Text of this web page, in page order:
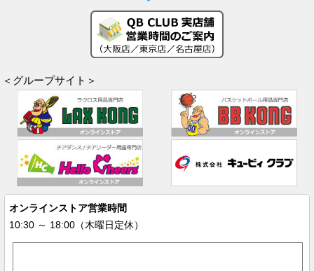
＜グループサイト＞
オンラインストア営業時間
10:30 ～ 18:00（木曜日定休）